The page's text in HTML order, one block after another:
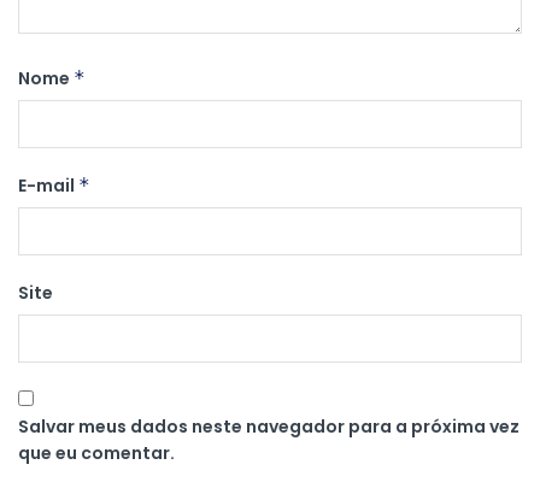
Nome *
E-mail *
Site
Salvar meus dados neste navegador para a próxima vez
que eu comentar.